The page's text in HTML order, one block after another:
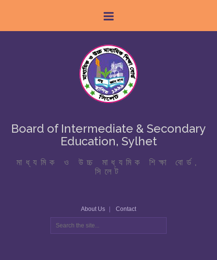
Board of Intermediate & Secondary
Education, Sylhet
মাধ্যমিক ও উচ্চ মাধ্যমিক শিক্ষা বোর্ড,
সিলেট
About Us Contact